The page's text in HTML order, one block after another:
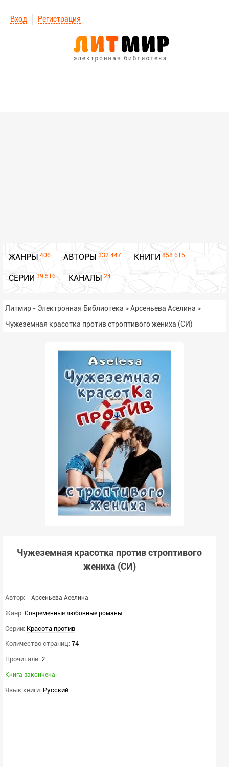
Вход Регистрация
ЖАНРЫ 406 АВТОРЫ 332 447 КНИГИ 858 615
СЕРИИ 39 516 КАНАЛЫ 24
Литмир - Электронная Библиотека >Арсеньева Аселина >
Чужеземная красотка против строптивого жениха (СИ)
Чужеземная красотка против строптивого
жениха (СИ)
Автор: Арсеньева Аселина
Жанр: Современные любовные романы
Серии: Красота против
Количество страниц: 74
Прочитали: 2
Книга закончена
Язык книги: Русский